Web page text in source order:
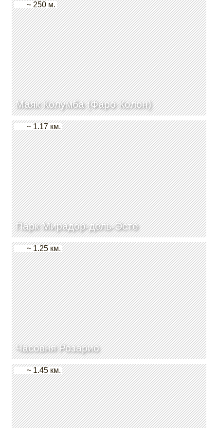
Маяк Колумба (Фаро Колон)
~ 250 м.
Парк Мирадор-дель-Эсте
~ 1.17 км.
Часовня Розарио
~ 1.25 км.
~ 1.45 км.